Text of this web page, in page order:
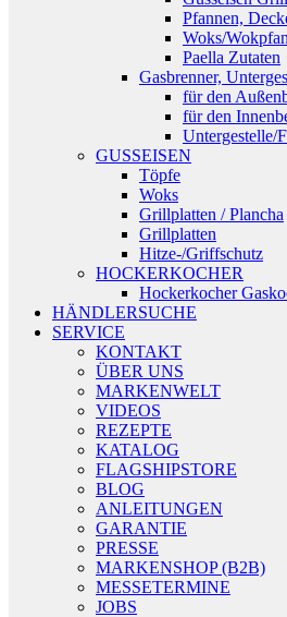
Pfannen,
Woks/
Paella Zutaten
Gasbrenner,
für den
für den
Untergestelle/
GUSSEISEN
Töpfe
Woks
Grillplatten / Plancha
Grillplatten
Hitze-/Griffschutz
HOCKERKOCHER
Hockerkocher
HÄNDLERSUCHE
SERVICE
KONTAKT
ÜBER UNS
MARKENWELT
VIDEOS
REZEPTE
KATALOG
FLAGSHIPSTORE
BLOG
ANLEITUNGEN
GARANTIE
PRESSE
MARKENSHOP (B2B)
MESSETERMINE
JOBS